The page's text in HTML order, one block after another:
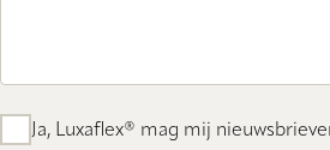
Ja, Luxaflex® mag mij